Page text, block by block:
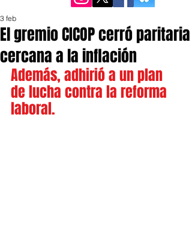
El gremio CICOP cerró paritaria
cercana a la inflación
3 feb
Además, adhirió a un plan
de lucha contra la reforma
laboral.